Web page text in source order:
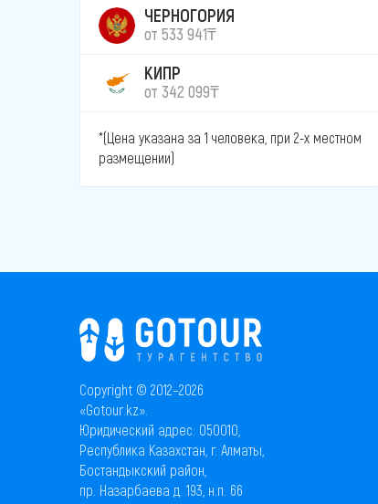
ЧЕРНОГОРИЯ
от 533 941₸
КИПР
от 342 099₸
*(Цена указана за 1 человека, при 2-х местном
размещении)
Copyright © 2012–2026
«Gotour.kz».
Юридический адрес: 050010,
Республика Казахстан, г. Алматы,
Бостандыкский район,
пр. Назарбаева д. 193, н.п. 66